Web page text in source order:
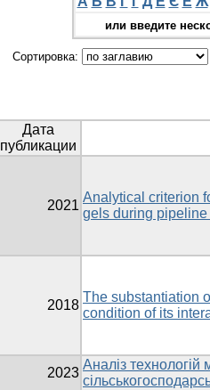
или введите
Сортировка:
Дата
публикации
2021
Analytical criterion
gels during
2018
The substantiation
condition of its
2023
Аналіз технологій